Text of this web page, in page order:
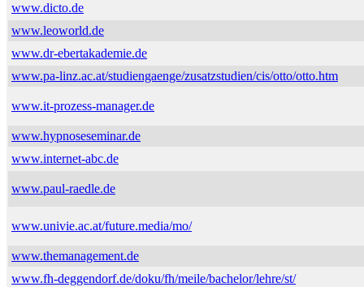
www.dicto.de
www.leoworld.de
www.dr-ebertakademie.de
www.pa-linz.ac.at/studiengaenge/zusatzstudien/cis/otto/otto.htm
www.it-prozess-manager.de
www.hypnoseseminar.de
www.internet-abc.de
www.paul-raedle.de
www.univie.ac.at/future.media/mo/
www.themanagement.de
www.fh-deggendorf.de/doku/fh/meile/bachelor/lehre/st/